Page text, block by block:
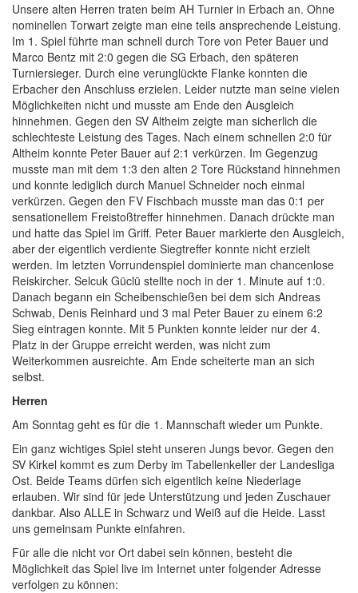
Unsere alten Herren traten beim AH Turnier in Erbach an. Ohne
nominellen Torwart zeigte man eine teils ansprechende Leistung.
Im 1. Spiel führte man schnell durch Tore von Peter Bauer und
Marco Bentz mit 2:0 gegen die SG Erbach, den späteren
Turniersieger. Durch eine verunglückte Flanke konnten die
Erbacher den Anschluss erzielen. Leider nutzte man seine vielen
Möglichkeiten nicht und musste am Ende den Ausgleich
hinnehmen. Gegen den SV Altheim zeigte man sicherlich die
schlechteste Leistung des Tages. Nach einem schnellen 2:0 für
Altheim konnte Peter Bauer auf 2:1 verkürzen. Im Gegenzug
musste man mit dem 1:3 den alten 2 Tore Rückstand hinnehmen
und konnte lediglich durch Manuel Schneider noch einmal
verkürzen. Gegen den FV Fischbach musste man das 0:1 per
sensationellem Freistoßtreffer hinnehmen. Danach drückte man
und hatte das Spiel im Griff. Peter Bauer markierte den Ausgleich,
aber der eigentlich verdiente Siegtreffer konnte nicht erzielt
werden. Im letzten Vorrundenspiel dominierte man chancenlose
Reiskircher. Selcuk Güclü stellte noch in der 1. Minute auf 1:0.
Danach begann ein Scheibenschießen bei dem sich Andreas
Schwab, Denis Reinhard und 3 mal Peter Bauer zu einem 6:2
Sieg eintragen konnte. Mit 5 Punkten konnte leider nur der 4.
Platz in der Gruppe erreicht werden, was nicht zum
Weiterkommen ausreichte. Am Ende scheiterte man an sich
selbst.
Herren
Am Sonntag geht es für die 1. Mannschaft wieder um Punkte.
Ein ganz wichtiges Spiel steht unseren Jungs bevor. Gegen den
SV Kirkel kommt es zum Derby im Tabellenkeller der Landesliga
Ost. Beide Teams dürfen sich eigentlich keine Niederlage
erlauben. Wir sind für jede Unterstützung und jeden Zuschauer
dankbar. Also ALLE in Schwarz und Weiß auf die Heide. Lasst
uns gemeinsam Punkte einfahren.
Für alle die nicht vor Ort dabei sein können, besteht die
Möglichkeit das Spiel live im Internet unter folgender Adresse
verfolgen zu können: